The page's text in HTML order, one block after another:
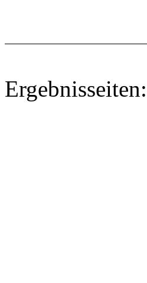
Ergebnisseiten: